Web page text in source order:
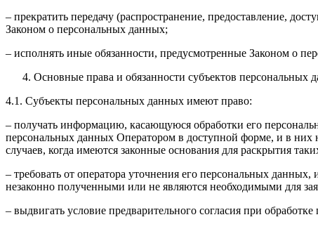
– прекратить передачу (распространение, предоставление,
Законом о персональных данных;
– исполнять иные обязанности, предусмотренные Законом о
Основные права и обязанности субъектов персональных
4.1. Субъекты персональных данных имеют право:
– получать информацию, касающуюся обработки его
персональных данных Оператором в доступной форме, и в них
случаев, когда имеются законные основания для раскрытия
– требовать от оператора уточнения его персональных
незаконно полученными или не являются необходимыми для
– выдвигать условие предварительного согласия при